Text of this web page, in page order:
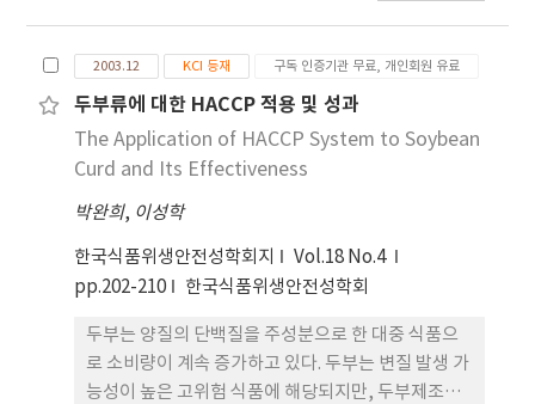
HACCP계획의 CCP가 관리 아래에 있음을 입증하였
다 세균의 분포검사 결과는 SSOP프로그램 환용 후
분포하는 균종의 종류와 수도 줄어들었다. 일반세균
수, 대장균수도 포뜨기용 도마; P<.05, 탈피기용 도
마; Pr.01, 목제거용 칼; P<.05, 포뜨기용 칼; p<.01로
었으며 장비에서도 살균작업을 주기적으로 시행하고
있었기에 상당히 유의한 차이가 있었다(탈수기
P<.05). 식품 접촉표면의 세균수도 일반적으로
500/100cmB미만으로 기준에 적합하였으며 구축 후
에는 대체로 일반세균과 대장균군이 검출되지 않았
유통,냉장 보관으로 숙성되면서 1일 이내에 판매되는
우리나라에서는 근래에 개발된 새로운 형태의 선어회
로서 체계적인 위생관리 제도를 수립할 수 있는 업종
으로 발전된 제품이다. HACCP(Hazard Analysis
준)는 식품안전성과 비용 절감을 효율적으로 확보할
수 있는 체계적, 지속적인 공정관리 방법이다 본 연구
는 대규모 싱싱회(상품명;숙성회) 생산업체를 대상으
로 싱싱회류의 HACCP모델을 개발한 후 이를 적용시
킨 후 HACCP시스템의 정착과 성과를 확인하기 위한
검증의 한 방법으로 작업장 환경과 제품을 대상으로
미생물 검사를 실시한 후 그 data를 SPSS 12.0 for
2003.12 KCI 등재 구독 인증기관 무료, 개인회원 유료
두부류에 대한 HACCP 적용 및 성과
The Application of HACCP System to Soybean
Curd and Its Effectiveness
박완희, 이성학
한국식품위생안전성학회지
Vol.18 No.4
pp.202-210
한국식품위생안전성학회
두부는 양질의 단백질을 주성분으로 한 대중 식품으
로 소비량이 계속 증가하고 있다. 두부는 변질 발생 가
능성이 높은 고위험 식품에 해당되지만, 두부제조업